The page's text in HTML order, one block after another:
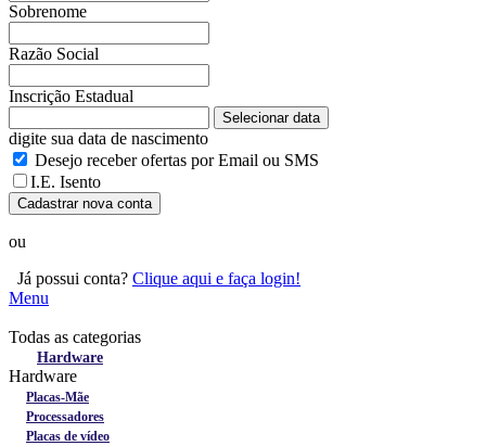
Sobrenome
Razão Social
Inscrição Estadual
Selecionar data
digite sua data de nascimento
Desejo receber ofertas por Email ou SMS
I.E. Isento
Cadastrar nova conta
ou
Já possui conta? Clique aqui e faça login!
Menu
Todas as categorias
Hardware
Hardware
Placas-Mãe
Processadores
Placas de vídeo